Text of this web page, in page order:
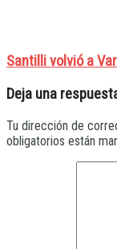
Santilli volvió a
Deja una
Tu dirección de
obligatorios están